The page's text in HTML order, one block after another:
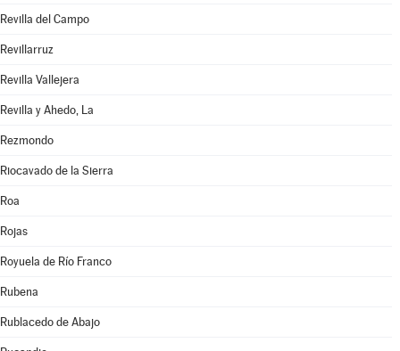
Revilla del Campo
Revillarruz
Revilla Vallejera
Revilla y Ahedo, La
Rezmondo
Riocavado de la Sierra
Roa
Rojas
Royuela de Río Franco
Rubena
Rublacedo de Abajo